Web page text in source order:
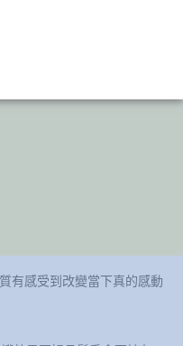
有感受到改變當下真的感動